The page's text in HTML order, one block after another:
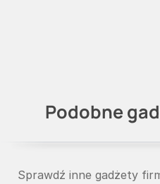
Podobne
Sprawdź inne gadżety